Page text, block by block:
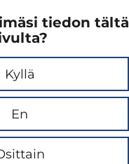
tiedon tältä
Kyllä
En